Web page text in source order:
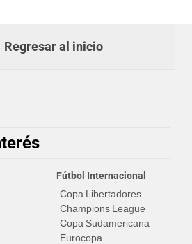
Regresar al inicio
Fútbol Internacional
Copa Libertadores
Champions League
Copa Sudamericana
Eurocopa